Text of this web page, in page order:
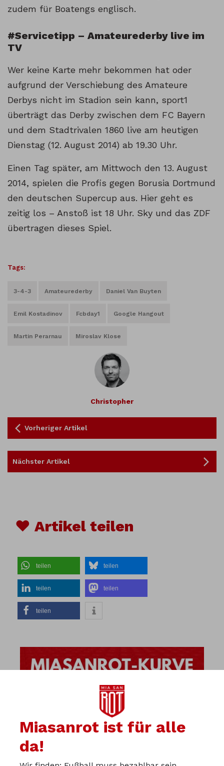
zudem für Boatengs englisch.
#Servicetipp – Amateurederby live im
TV
Wer keine Karte mehr bekommen hat oder
aufgrund der Verschiebung des Amateure
Derbys nicht im Stadion sein kann, sport1
überträgt das Derby zwischen dem FC Bayern
und dem Stadtrivalen 1860 live am heutigen
Dienstag (12. August 2014) ab 19.30 Uhr.
Einen Tag später, am Mittwoch den 13. August
2014, spielen die Profis gegen Borusia Dortmund
den deutschen Supercup aus. Hier geht es
zeitig los – Anstoß ist 18 Uhr. Sky und das ZDF
übertragen dieses Spiel.
Tags:
3-4-3 Amateurederby Daniel Van Buyten
Emil Kostadinov Fcbday1 Google Hangout
Martin Perarnau Miroslav Klose
Christopher
Vorheriger Artikel
Nächster Artikel
♥ Artikel teilen
teilen teilen
teilen teilen
teilen
Miasanrot ist für alle
da!